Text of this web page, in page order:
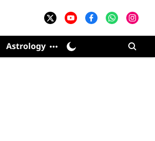
Astrology